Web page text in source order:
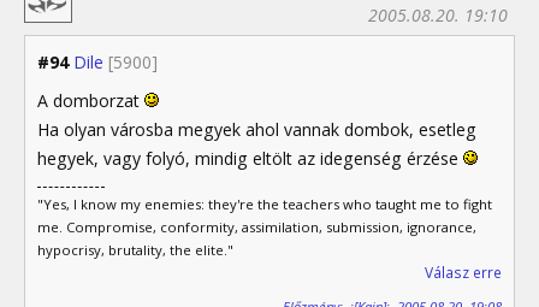
#94 Dile [5900]
2005.08.20. 19:10
A domborzat
Ha olyan városba megyek ahol vannak dombok, esetleg
hegyek, vagy folyó, mindig eltölt az idegenség érzése
"Yes, I know my enemies: they're the teachers who taught me to fight
me. Compromise, conformity, assimilation, submission, ignorance,
hypocrisy, brutality, the elite."
Válasz erre